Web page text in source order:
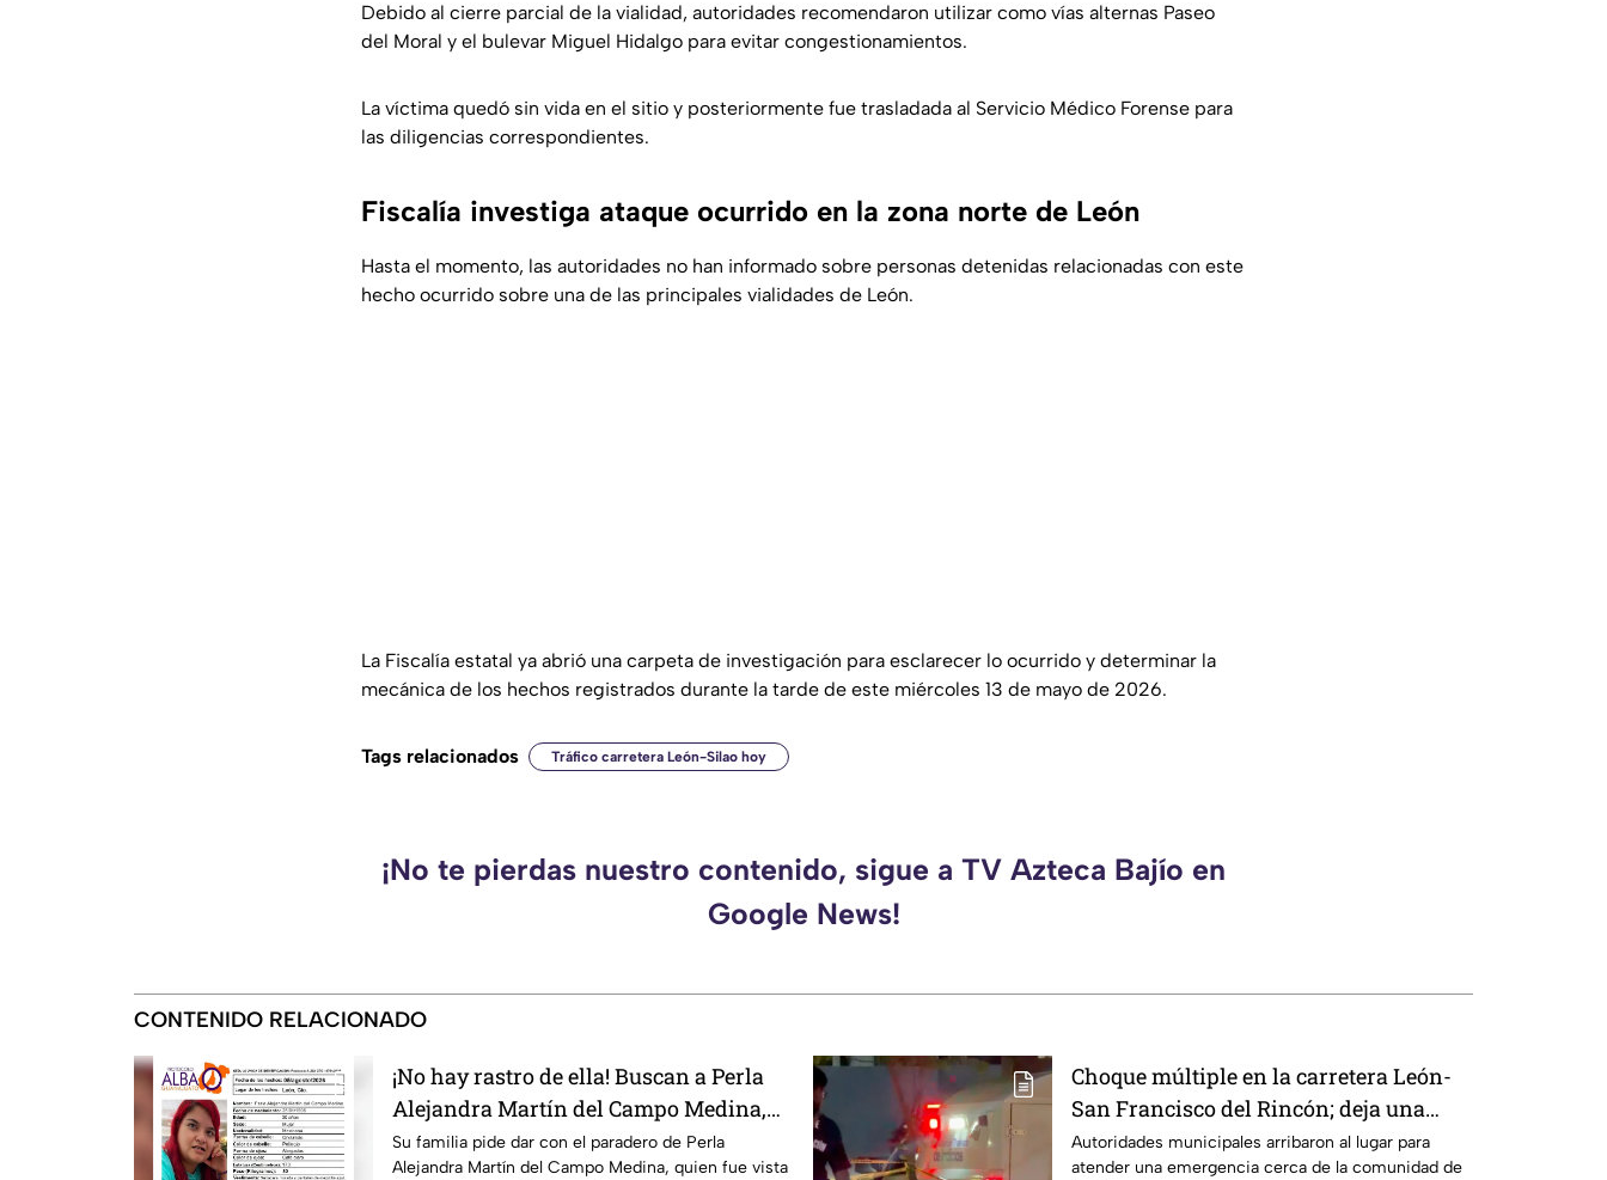
Debido al cierre parcial de la vialidad, autoridades recomendaron utilizar como vías alternas Paseo
del Moral y el bulevar Miguel Hidalgo para evitar congestionamientos.
La víctima quedó sin vida en el sitio y posteriormente fue trasladada al Servicio Médico Forense para
las diligencias correspondientes.
Fiscalía investiga ataque ocurrido en la zona norte de León
Hasta el momento, las autoridades no han informado sobre personas detenidas relacionadas con este
hecho ocurrido sobre una de las principales vialidades de León.
La Fiscalía estatal ya abrió una carpeta de investigación para esclarecer lo ocurrido y determinar la
mecánica de los hechos registrados durante la tarde de este miércoles 13 de mayo de 2026.
Tags relacionados Tráfico carretera León-Silao hoy
¡No te pierdas nuestro contenido, sigue a TV Azteca Bajío en
Google News!
CONTENIDO RELACIONADO
¡No hay rastro de ella! Buscan a Perla
Alejandra Martín del Campo Medina,
desaparecida en Guanajuato
Su familia pide dar con el paradero de Perla
Alejandra Martín del Campo Medina, quien fue vista
Choque múltiple en la carretera León-
San Francisco del Rincón; deja una
persona sin vid4
Autoridades municipales arribaron al lugar para
atender una emergencia cerca de la comunidad de